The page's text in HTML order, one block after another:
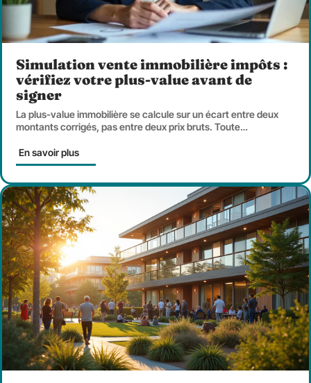
Simulation vente immobilière impôts :
vérifiez votre plus-value avant de
signer
La plus-value immobilière se calcule sur un écart entre deux
montants corrigés, pas entre deux prix bruts. Toute…
En savoir plus